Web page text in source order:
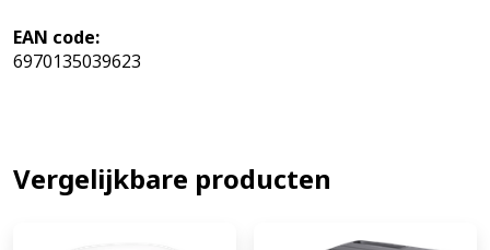
technologie stofzuigt de robot extra krachtig. Voor het
dweilen spuit de robot extra water op hardnekkige
Het basisstation gebruikt geen stofzakken.
6970135039623
MPN: DEX35 Bekijk de aanbiedingen van
EAN code:
6970135039623
Vergelijkbare producten